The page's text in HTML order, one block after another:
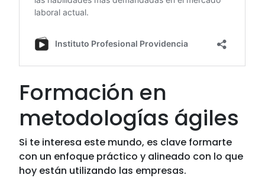
Formación en
metodologías ágiles
Si te interesa este mundo, es clave formarte
con un enfoque práctico y alineado con lo que
hoy están utilizando las empresas.